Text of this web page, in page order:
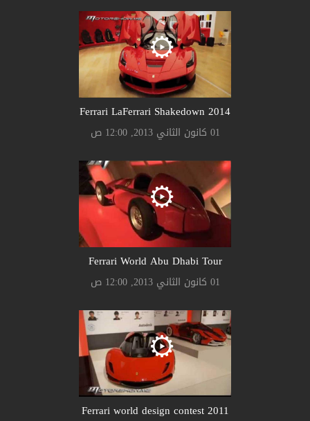
Ferrari LaFerrari Shakedown 2014
01 كانون الثاني 2013, 12:00 ص
Ferrari World Abu Dhabi Tour
01 كانون الثاني 2013, 12:00 ص
Ferrari world design contest 2011